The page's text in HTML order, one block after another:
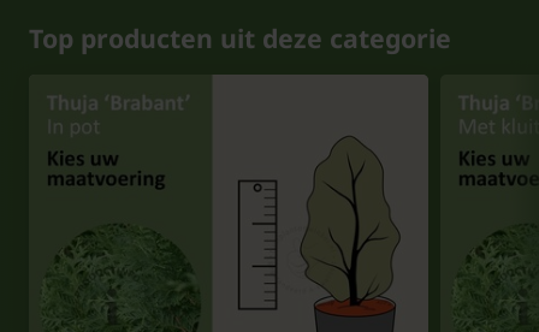
Top producten uit deze categorie